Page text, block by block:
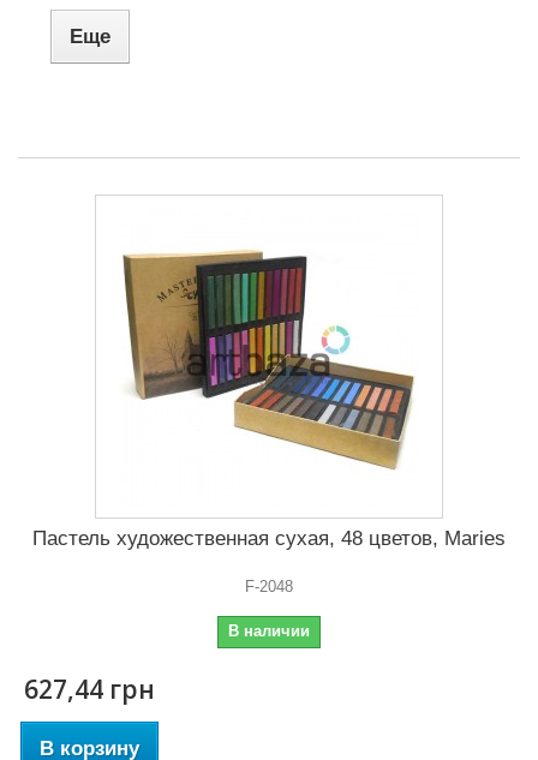
Еще
Пастель художественная сухая, 48 цветов, Maries
F-2048
В наличии
627,44 грн
В корзину